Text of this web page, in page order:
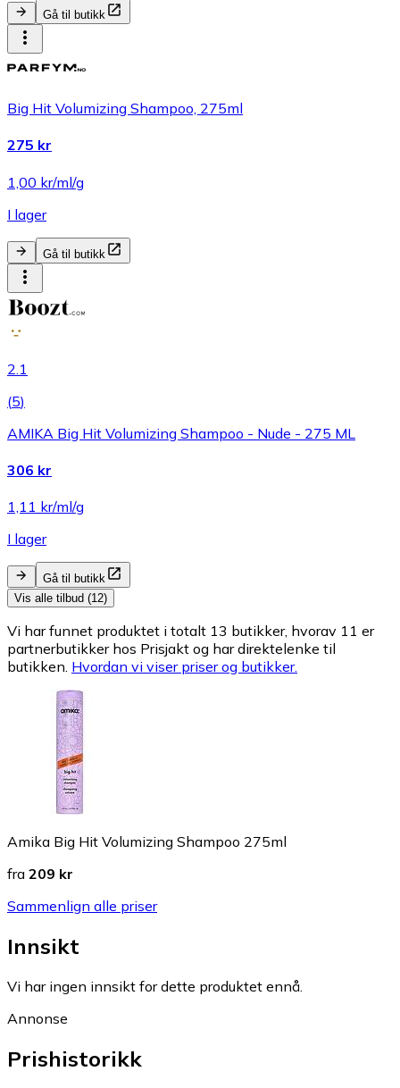
Gå til butikk
Big Hit Volumizing Shampoo, 275ml
275 kr
1,00 kr/ml/g
I lager
Gå til butikk
2.1
(5)
AMIKA Big Hit Volumizing Shampoo - Nude - 275 ML
306 kr
1,11 kr/ml/g
I lager
Gå til butikk
Vis alle tilbud (12)
Vi har funnet produktet i totalt 13 butikker, hvorav 11 er
partnerbutikker hos Prisjakt og har direktelenke til
butikken. Hvordan vi viser priser og butikker.
Amika Big Hit Volumizing Shampoo 275ml
fra 209 kr
Sammenlign alle priser
Innsikt
Vi har ingen innsikt for dette produktet ennå.
Annonse
Prishistorikk